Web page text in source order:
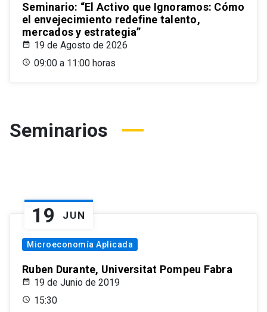
Seminario: “El Activo que Ignoramos: Cómo
el envejecimiento redefine talento,
mercados y estrategia”
19 de Agosto de 2026
09:00 a 11:00 horas
Seminarios
19 JUN
Microeconomía Aplicada
Ruben Durante, Universitat Pompeu Fabra
19 de Junio de 2019
15:30